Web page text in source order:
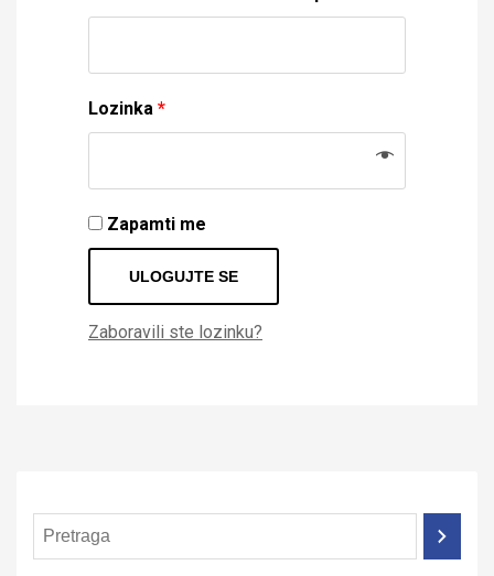
Lozinka *
Zapamti me
ULOGUJTE SE
Zaboravili ste lozinku?